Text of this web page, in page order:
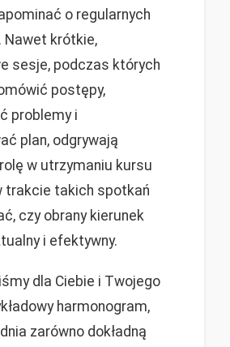
o regularnych
Nawet krótkie,
sesje, podczas których
postępy,
problemy i
plan, odgrywają
w utrzymaniu kursu
trakcie takich spotkań
czy obrany kierunek
i efektywny.
dla Ciebie i Twojego
harmonogram,
zarówno dokładną